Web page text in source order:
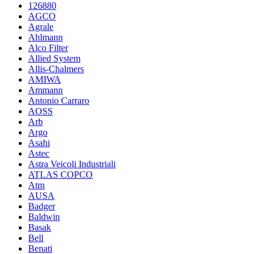
126880
AGCO
Agrale
Ahlmann
Alco Filter
Allied System
Allis-Chalmers
AMIWA
Ammann
Antonio Carraro
AOSS
Arb
Argo
Asahi
Astec
Astra Veicoli Industriali
ATLAS COPCO
Atm
AUSA
Badger
Baldwin
Basak
Bell
Benati